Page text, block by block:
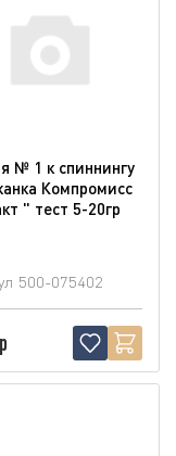
№ 1 к спиннингу
Компромисс
" тест 5-20гр
500-075402